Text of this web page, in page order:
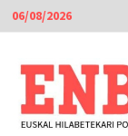
Skip
to
content
06/08/2026